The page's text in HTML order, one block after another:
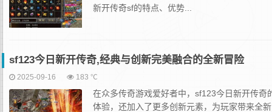
新开传奇sf的特点、优势...
sf123今日新开传奇,经典与创新完美融合的全新冒险
2025-09-16 183 ℃
在众多传奇游戏爱好者中，sf123今日新开传
体验，还加入了更多创新元素，为玩家带来全